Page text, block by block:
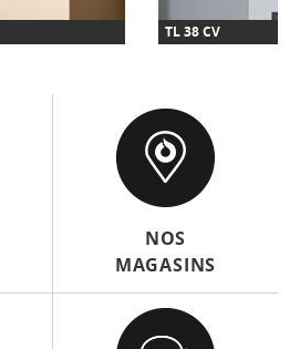
TL 38 CV
NOS
MAGASINS